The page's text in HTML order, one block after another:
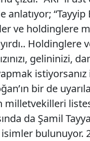
anlatıyor; “Tayyip
ve holdinglere
Holdinglere
gelininizi,
bir de
milletvekilleri
da Şamil
bulunuyor.